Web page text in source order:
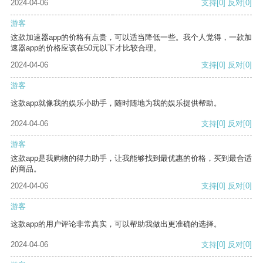
2024-04-06 支持 [0] 反对 [0]
游客
这款加速器app的价格有点贵，可以适当降低一些。我个人觉得，一款加
速器app的价格应该在50元以下才比较合理。
2024-04-06
支持[0] 反对[0]
游客
这款app就像我的娱乐小助手，随时随地为我的娱乐提供帮助。
2024-04-06 支持[0] 反对[0]
游客
这款app是我购物的得力助手，让我能够找到最优惠的价格，买到最合适
的商品。
2024-04-06
支持[0] 反对[0]
游客
这款app的用户评论非常真实，可以帮助我做出更准确的选择。
2024-04-06 支持[0] 反对[0]